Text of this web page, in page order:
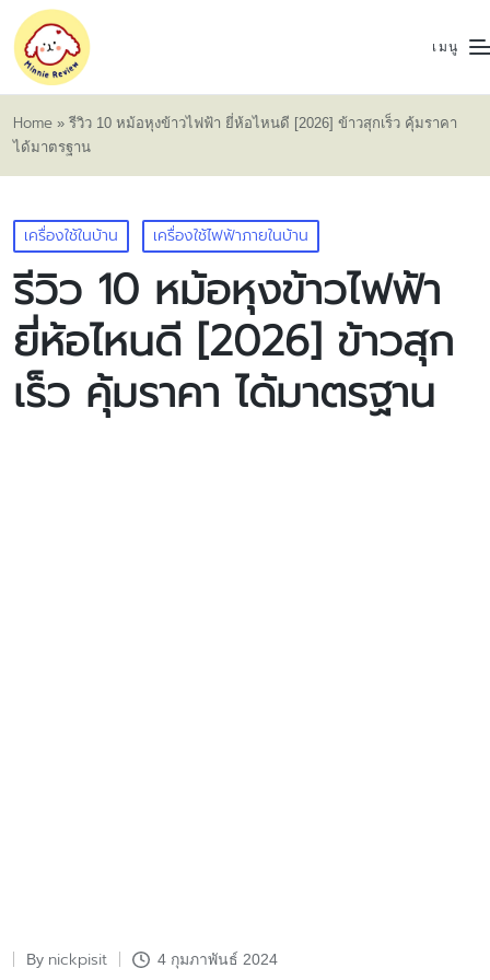
เมนู
Home » รีวิว 10 หม้อหุงข้าวไฟฟ้า ยี่ห้อไหนดี [2026] ข้าวสุกเร็ว คุ้มราคา
ได้มาตรฐาน
Posted
in
เครื่องใช้ในบ้าน เครื่องใช้ไฟฟ้าภายในบ้าน
รีวิว 10 หม้อหุงข้าวไฟฟ้า
ยี่ห้อไหนดี [2026] ข้าวสุก
เร็ว คุ้มราคา ได้มาตรฐาน
Posted
By nickpisit 4 กุมภาพันธ์ 2024